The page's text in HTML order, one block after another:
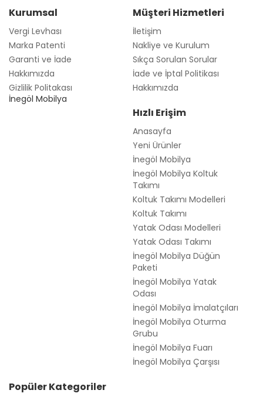
Kurumsal
Vergi Levhası
Marka Patenti
Garanti ve İade
Hakkımızda
Gizlilik Politakası
İnegöl Mobilya
Müşteri Hizmetleri
İletişim
Nakliye ve Kurulum
Sıkça Sorulan Sorular
İade ve İptal Politikası
Hakkımızda
Hızlı Erişim
Anasayfa
Yeni Ürünler
İnegöl Mobilya
İnegöl Mobilya Koltuk
Takımı
Koltuk Takımı Modelleri
Koltuk Takımı
Yatak Odası Modelleri
Yatak Odası Takımı
İnegöl Mobilya Düğün
Paketi
İnegöl Mobilya Yatak
Odası
İnegöl Mobilya İmalatçıları
İnegöl Mobilya Oturma
Grubu
İnegöl Mobilya Fuarı
İnegöl Mobilya Çarşısı
Popüler Kategoriler